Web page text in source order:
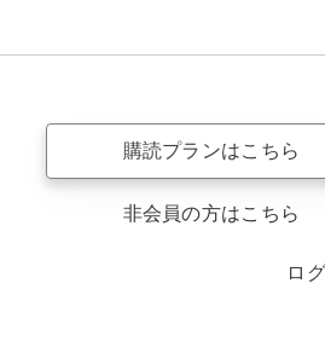
購読プランはこちら
非会員の方はこちら
ロ